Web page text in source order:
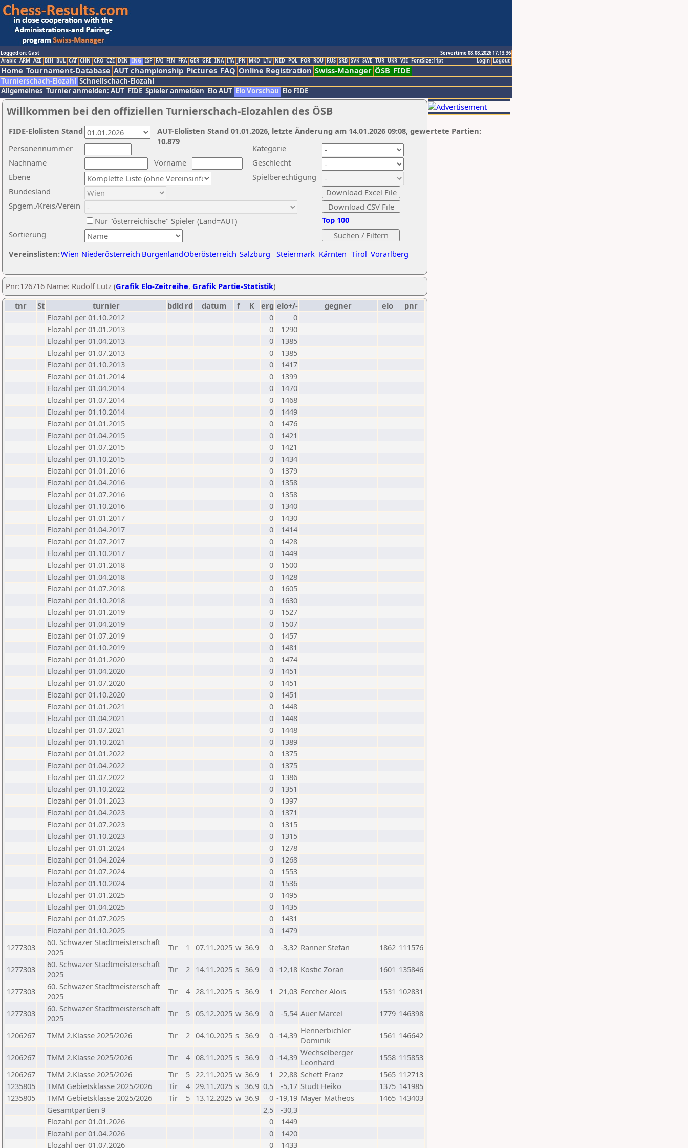
Logged on: Gast
Servertime 08.08.2026 17:13:36
Logout
Login
Arabic ARM AZE BIH BUL CAT CHN CRO CZE DEN ENG ESP FAI FIN FRA GER GRE INA ITA JPN MKD LTU NED POL POR ROU RUS SRB SVK SWE TUR UKR VIE FontSize:11pt
Home Tournament-Database AUT championship Pictures FAQ Online Registration Swiss-Manager ÖSB FIDE
Turnierschach-Elozahl Schnellschach-Elozahl
Allgemeines Turnier anmelden: AUT FIDE Spieler anmelden Elo AUT Elo Vorschau Elo FIDE
Willkommen bei den offiziellen Turnierschach-Elozahlen des ÖSB
Nachname
Vorname
Ebene
Kategorie
Sortierung
Personennummer
Bundesland
Spgem./Kreis/Verein
Geschlecht
Nur "österreichische" Spieler (Land=AUT)
Spielberechtigung
Vereinslisten:Wien Niederösterreich BurgenlandOberösterreich Salzburg Steiermark Kärnten Tirol Vorarlberg
Top 100
AUT-Elolisten Stand 01.01.2026, letzte Änderung am 14.01.2026 09:08, gewertete Partien:
10.879
FIDE-Elolisten Stand
Pnr:126716 Name: Rudolf Lutz (Grafik Elo-Zeitreihe, Grafik Partie-Statistik)
tnr
St turnier bdld rd datum f K erg elo+/- gegner elo
pnr
Elozahl per 01.10.2012
0
0
Elozahl per 01.01.2013
0
1290
Elozahl per 01.04.2013
0
1385
Elozahl per 01.07.2013
0
1385
Elozahl per 01.10.2013
0
1417
Elozahl per 01.01.2014
0
1399
Elozahl per 01.04.2014
0
1470
Elozahl per 01.07.2014
0
1468
Elozahl per 01.10.2014
0
1449
Elozahl per 01.01.2015
0
1476
Elozahl per 01.04.2015
0
1421
Elozahl per 01.07.2015
0
1421
Elozahl per 01.10.2015
0
1434
Elozahl per 01.01.2016
0
1379
Elozahl per 01.04.2016
0
1358
Elozahl per 01.07.2016
0
1358
Elozahl per 01.10.2016
0
1340
Elozahl per 01.01.2017
0
1430
Elozahl per 01.04.2017
0
1414
Elozahl per 01.07.2017
0
1428
Elozahl per 01.10.2017
0
1449
Elozahl per 01.01.2018
0
1500
Elozahl per 01.04.2018
0
1428
Elozahl per 01.07.2018
0
1605
Elozahl per 01.10.2018
0
1630
Elozahl per 01.01.2019
0
1527
Elozahl per 01.04.2019
0
1507
Elozahl per 01.07.2019
0
1457
Elozahl per 01.10.2019
0
1481
Elozahl per 01.01.2020
0
1474
Elozahl per 01.04.2020
0
1451
Elozahl per 01.07.2020
0
1451
Elozahl per 01.10.2020
0
1451
Elozahl per 01.01.2021
0
1448
Elozahl per 01.04.2021
0
1448
Elozahl per 01.07.2021
0
1448
Elozahl per 01.10.2021
0
1389
Elozahl per 01.01.2022
0
1375
Elozahl per 01.04.2022
0
1375
Elozahl per 01.07.2022
0
1386
Elozahl per 01.10.2022
0
1351
Elozahl per 01.01.2023
0
1397
Elozahl per 01.04.2023
0
1371
Elozahl per 01.07.2023
0
1315
Elozahl per 01.10.2023
0
1315
Elozahl per 01.01.2024
0
1278
Elozahl per 01.04.2024
0
1268
Elozahl per 01.07.2024
0
1553
Elozahl per 01.10.2024
0
1536
Elozahl per 01.01.2025
0
1495
Elozahl per 01.04.2025
0
1435
Elozahl per 01.07.2025
0
1431
Elozahl per 01.10.2025
0
1479
1277303
60. Schwazer Stadtmeisterschaft
2025
Tir 1 07.11.2025 w 36.9 0 -3,32 Ranner Stefan 1862 111576
1277303
60. Schwazer Stadtmeisterschaft
2025
Tir 2 14.11.2025 s 36.9 0 -12,18 Kostic Zoran 1601 135846
1277303
60. Schwazer Stadtmeisterschaft
2025
Tir 4 28.11.2025 s 36.9 1 21,03 Fercher Alois 1531 102831
1277303
60. Schwazer Stadtmeisterschaft
2025
Tir 5 05.12.2025 w 36.9 0 -5,54 Auer Marcel 1779 146398
1206267 TMM 2.Klasse 2025/2026 Tir 2 04.10.2025 s 36.9 0 -14,39 Hennerbichler
Dominik
1561 146642
1206267 TMM 2.Klasse 2025/2026 Tir 4 08.11.2025 s 36.9 0 -14,39 Wechselberger
Leonhard
1558 115853
1206267
TMM 2.Klasse 2025/2026 Tir 5 22.11.2025 w 36.9 1 22,88 Schett Franz 1565 112713
1235805
TMM Gebietsklasse 2025/2026 Tir 4 29.11.2025 s 36.9 0,5 -5,17 Studt Heiko 1375 141985
1235805
TMM Gebietsklasse 2025/2026 Tir 5 13.12.2025 w 36.9 0 -19,19 Mayer Matheos 1465 143403
Gesamtpartien 9
2,5
-30,3
Elozahl per 01.01.2026
0
1449
Elozahl per 01.04.2026
0
1420
Elozahl per 01.07.2026
0 1433